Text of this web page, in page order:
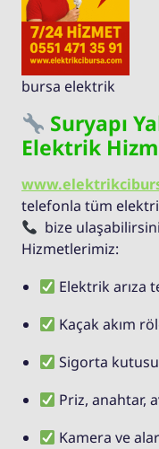
bursa elektrik
Suryapı
Elektrik
telefonla tüm
bize
Hizmetlerimiz:
Elektrik arıza
Kaçak akım
Sigorta
Priz, anahtar,
Kamera ve